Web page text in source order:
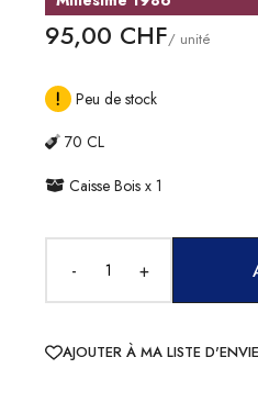
95,00 CHF/ unité
Peu de stock
70 CL
Caisse Bois x 1
- +
AJOUTER À MA LISTE D'ENVIE